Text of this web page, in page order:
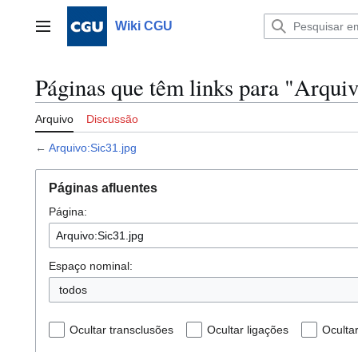
Menu principalWiki CGU
Páginas que têm links para
Arquivo Discussão
← Arquivo:Sic31.jpg
Páginas afluentes
Página:
Espaço nominal:
todos
Ocultar transclusões Ocultar ligações